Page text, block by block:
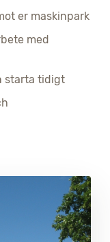
er maskinpark
med
starta tidigt